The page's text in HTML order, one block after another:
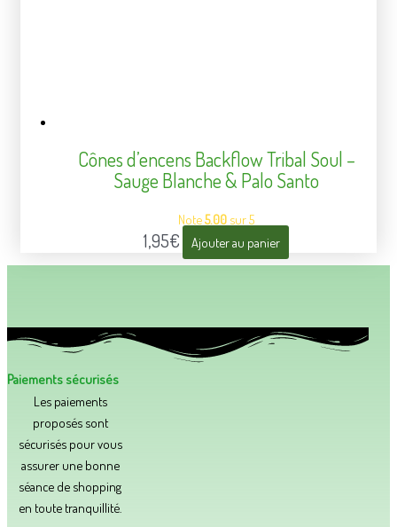
Cônes d’encens Backflow Tribal Soul –
Sauge Blanche & Palo Santo
Note5.00 sur 5
1,95€ Ajouter au panier
Paiements sécurisés
Les paiements
proposés sont
sécurisés pour vous
assurer une bonne
séance de shopping
en toute tranquillité.​